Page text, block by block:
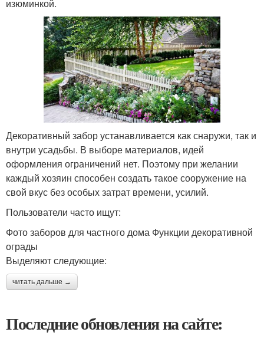
изюминкой.
Декоративный забор устанавливается как снаружи, так и
внутри усадьбы. В выборе материалов, идей
оформления ограничений нет. Поэтому при желании
каждый хозяин способен создать такое сооружение на
свой вкус без особых затрат времени, усилий.
Пользователи часто ищут:
Фото заборов для частного дома Функции декоративной
ограды
Выделяют следующие:
читать дальше →
Последние обновления на сайте: